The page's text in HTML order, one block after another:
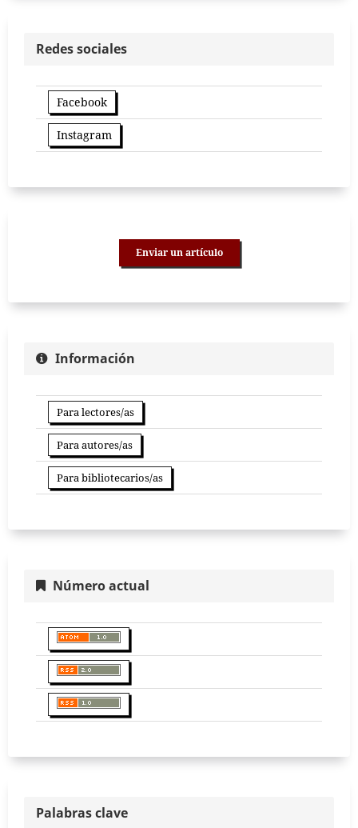
Redes sociales
Facebook
Instagram
Enviar un artículo
Información
Para lectores/as
Para autores/as
Para bibliotecarios/as
Número actual
Palabras clave